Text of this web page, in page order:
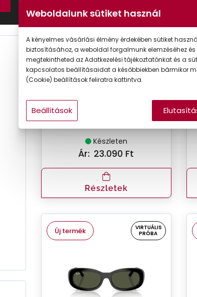
VIRTUÁLIS
Készleten
Ár: 23.090 Ft
Részletek
Új termék
VIRTUÁLIS
PRÓBA
Weboldalunk sütiket használ
A kényelmes vásárlási élmény érdekében sütiket
biztosításához, a weboldal forgalmunk elemzéséhez
megtekintheted az Adatkezelési tájékoztatónkat és a
kapcsolatos beállításaidat a későbbiekben bármikor
(Cookie) beállítások feliratra kattintva.
Beállítások